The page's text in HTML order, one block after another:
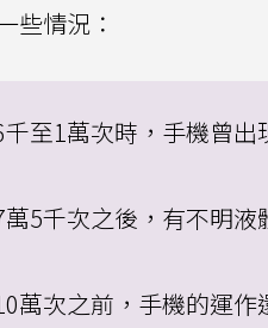
些情況：
至1萬次時，手機曾出
5千次之後，有不明液
萬次之前，手機的運